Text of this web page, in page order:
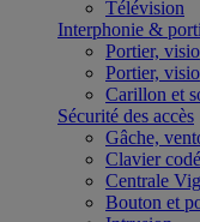
Télévision
Interphonie &
Portier,
Portier,
Carillon et
Sécurité des accès
Gâche,
Clavier codé
Centrale
Bouton et